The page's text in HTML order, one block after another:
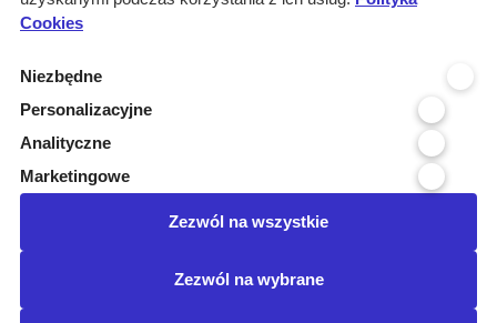
przetargowe
Kontakt
Kontakt
Infolinia 800 800 707
kontakt@pressinfo.pl
Cookies
Niezbędne
Personalizacyjne
Analityczne
Marketingowe
Zezwól na wszystkie
Zezwól na wybrane